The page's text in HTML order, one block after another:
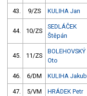
43. 9/ZS KULIHA Jan
44. 10/ZS
SEDLÁČEK
Štěpán
45. 11/ZS
BOLEHOVSKÝ
Oto
46. 6/DM KULIHA Jakub
47. 5/VM HRÁDEK Petr